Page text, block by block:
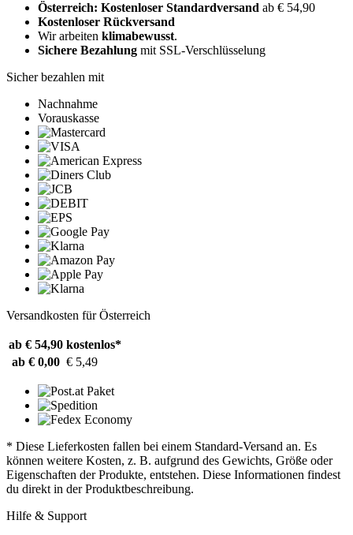
Österreich: Kostenloser Standardversand ab € 54,90
Kostenloser Rückversand
Wir arbeiten klimabewusst.
Sichere Bezahlung mit SSL-Verschlüsselung
Sicher bezahlen mit
Nachnahme
Vorauskasse
Versandkosten für Österreich
ab € 54,90 kostenlos*
ab € 0,00 € 5,49
* Diese Lieferkosten fallen bei einem Standard-Versand an. Es
können weitere Kosten, z. B. aufgrund des Gewichts, Größe oder
Eigenschaften der Produkte, entstehen. Diese Informationen findest
du direkt in der Produktbeschreibung.
Hilfe & Support